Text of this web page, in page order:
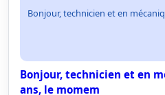
Bonjour, technicien et en
Bonjour, technicien et en
ans, le momem